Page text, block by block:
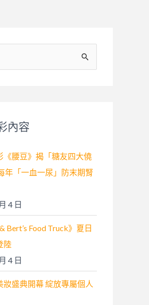
內容
《腰豆》揭「糖友四大僥
年「一血一尿」防末期腎
4 日
& Bert’s Food Truck》夏日
陸
4 日
妝盛典開幕 綻放專屬個人